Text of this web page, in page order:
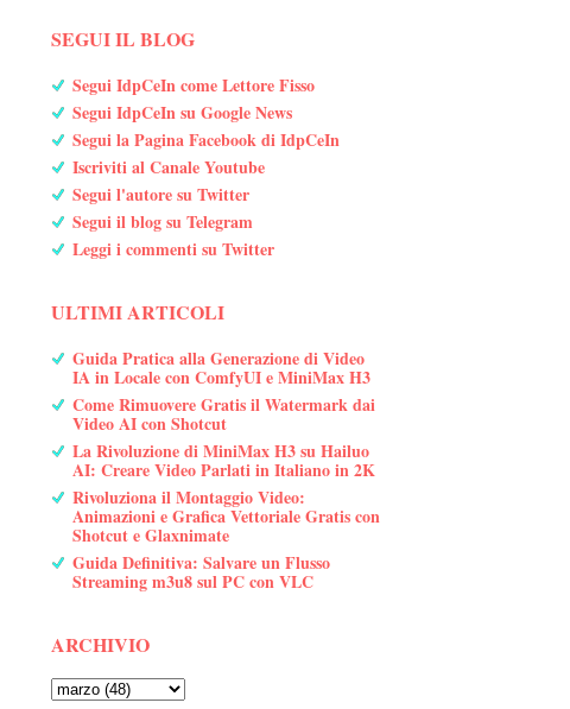
SEGUI IL BLOG
Segui IdpCeIn come Lettore Fisso
Segui IdpCeIn su Google News
Segui la Pagina Facebook di IdpCeIn
Iscriviti al Canale Youtube
Segui l'autore su Twitter
Segui il blog su Telegram
Leggi i commenti su Twitter
ULTIMI ARTICOLI
Guida Pratica alla Generazione di Video
IA in Locale con ComfyUI e MiniMax H3
Come Rimuovere Gratis il Watermark dai
Video AI con Shotcut
La Rivoluzione di MiniMax H3 su Hailuo
AI: Creare Video Parlati in Italiano in 2K
Rivoluziona il Montaggio Video:
Animazioni e Grafica Vettoriale Gratis con
Shotcut e Glaxnimate
Guida Definitiva: Salvare un Flusso
Streaming m3u8 sul PC con VLC
ARCHIVIO